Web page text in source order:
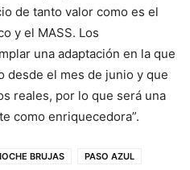
de tanto valor como es el
y el MASS. Los
una adaptación en la que
desde el mes de junio y que
reales, por lo que será una
como enriquecedora”.
BRUJAS PASO AZUL